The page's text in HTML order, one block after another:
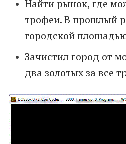
Найти рынок, где
трофеи. В прошлый
городской
Зачистил город от
два золотых за все